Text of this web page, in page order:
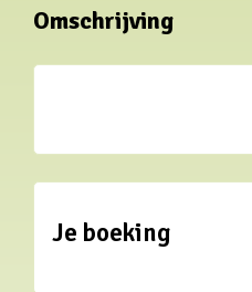
Omschrijving
Je boeking